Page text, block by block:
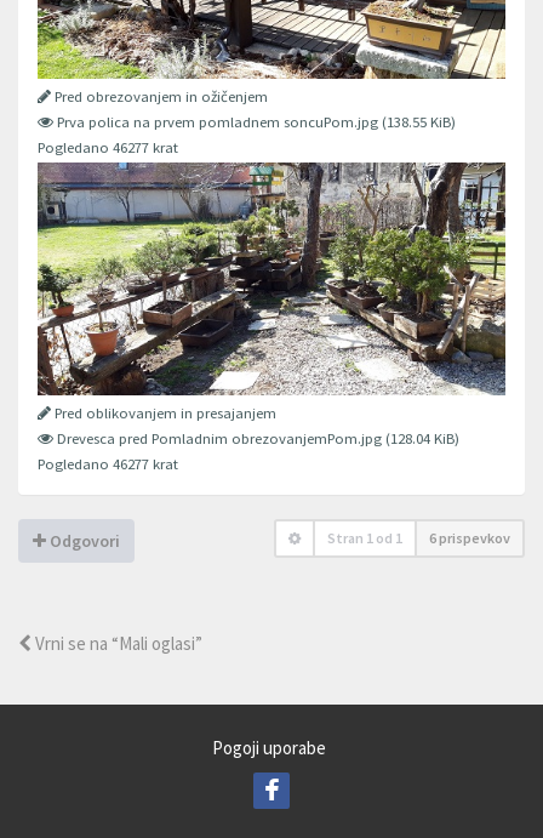
Pred obrezovanjem in ožičenjem
Prva polica na prvem pomladnem soncuPom.jpg (138.55 KiB)
Pogledano 46277 krat
Pred oblikovanjem in presajanjem
Drevesca pred Pomladnim obrezovanjemPom.jpg (128.04 KiB)
Pogledano 46277 krat
Odgovori Stran 1 od 1 6 prispevkov
Vrni se na “Mali oglasi”
Pogoji uporabe